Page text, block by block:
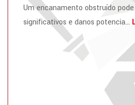
Um encanamento obstruído
significativos e danos potencia...